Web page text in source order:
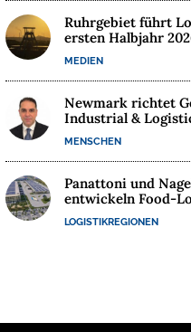
Ruhrgebiet führt
ersten Halbjahr
MEDIEN
Newmark richtet
Industrial &
MENSCHEN
Panattoni und
entwickeln Food-
LOGISTIKREGIONEN